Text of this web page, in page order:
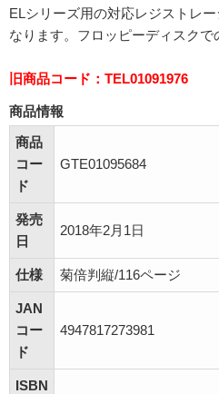
ELシリーズ用の対応レジストレ
なります。フロッピーディスクで
旧商品コード：TEL01091976
商品情報
商品
コー
ド
GTE01095684
発売
日
2018年2月1日
仕様 菊倍判縦/116ページ
JAN
コー
ド
4947817273981
ISBN